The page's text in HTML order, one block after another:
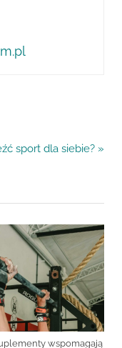
sport dla siebie?
wspomagają